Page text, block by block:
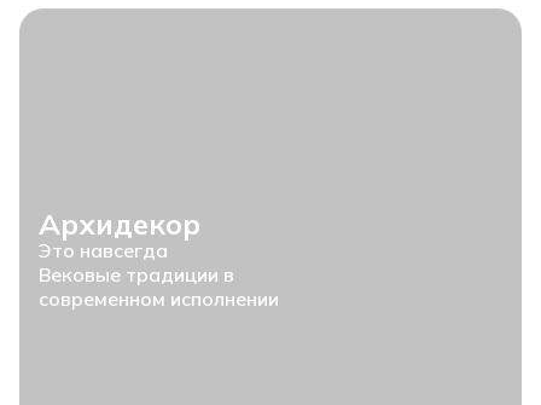
Архидекор
Это навсегда
Вековые традиции в
современном исполнении